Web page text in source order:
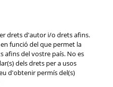
drets d'autor i/o drets afins.
funció del que permet la
afins del vostre país. No es
dels drets per a usos
d'obtenir permís del(s)